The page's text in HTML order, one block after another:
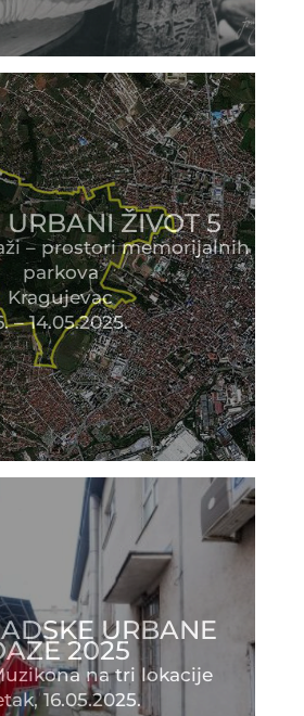
ŽIVOT 5
– prostori memorijalnih
parkova
Kragujevac
– 14.05.2025.
URBANE
2025
na tri lokacije
16.05.2025.